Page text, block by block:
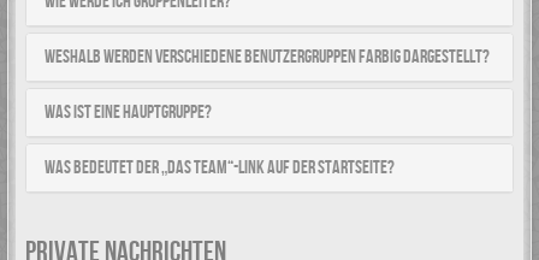
Weshalb werden verschiedene Benutzergruppen farbig dargestellt?
Was ist eine Hauptgruppe?
Was bedeutet der „Das Team“-Link auf der Startseite?
PRIVATE NACHRICHTEN